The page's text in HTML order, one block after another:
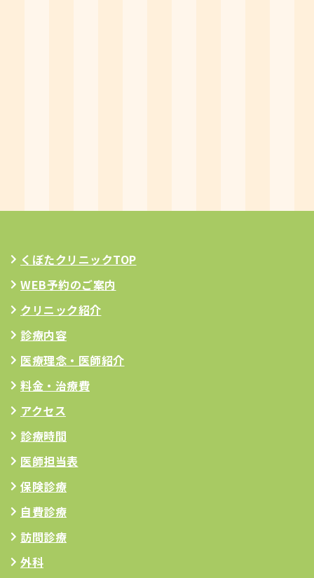
くぼたクリニックTOP
WEB予約のご案内
クリニック紹介
診療内容
医療理念 ・医師紹介
料金・治療費
アクセス
診療時間
医師担当表
保険診療
自費診療
訪問診療
外科